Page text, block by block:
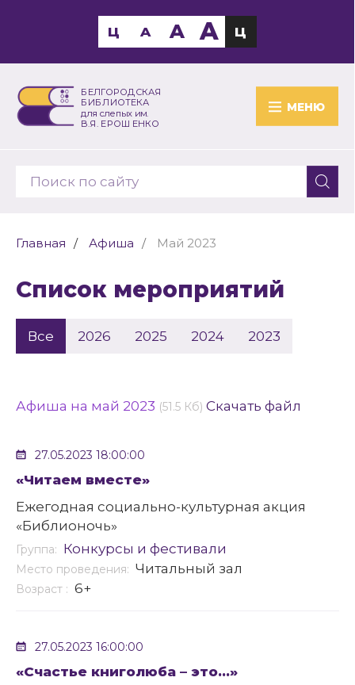
БЕЛГОРОДСКАЯ
БИБЛИОТЕКА
для слепых им.
В.Я. ЕРОШЕНКО
МЕНЮ
Ц A A A Ц
Главная Афиша Май 2023
Список мероприятий
Все 2026 2025 2024 2023
Афиша на май 2023 (51.5 Кб) Скачать файл
27.05.2023 18:00:00
«Читаем вместе»
Ежегодная социально-культурная акция
«Библионочь»
Группа: Конкурсы и фестивали
Место проведения: Читальный зал
Возраст : 6+
27.05.2023 16:00:00
«Счастье книголюба – это…»